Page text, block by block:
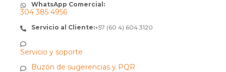
WhatsApp Comercial:
304 385 4956
Servicio al Cliente:+57 (60 4) 604 3120
Servicio y soporte
Buzón de sugerencias y PQR